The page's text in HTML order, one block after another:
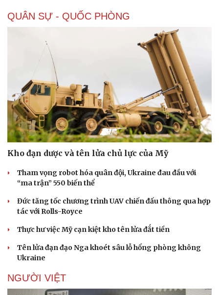
QUÂN SỰ - QUỐC PHÒNG
Kho đạn dược và tên lửa chủ lực của Mỹ
Tham vọng robot hóa quân đội, Ukraine đau đầu với
“ma trận” 550 biến thể
Đức tăng tốc chương trình UAV chiến đấu thông qua hợp
tác với Rolls-Royce
Thực hư việc Mỹ cạn kiệt kho tên lửa đắt tiền
Tên lửa đạn đạo Nga khoét sâu lỗ hổng phòng không
Ukraine
NGƯỜI VIỆT